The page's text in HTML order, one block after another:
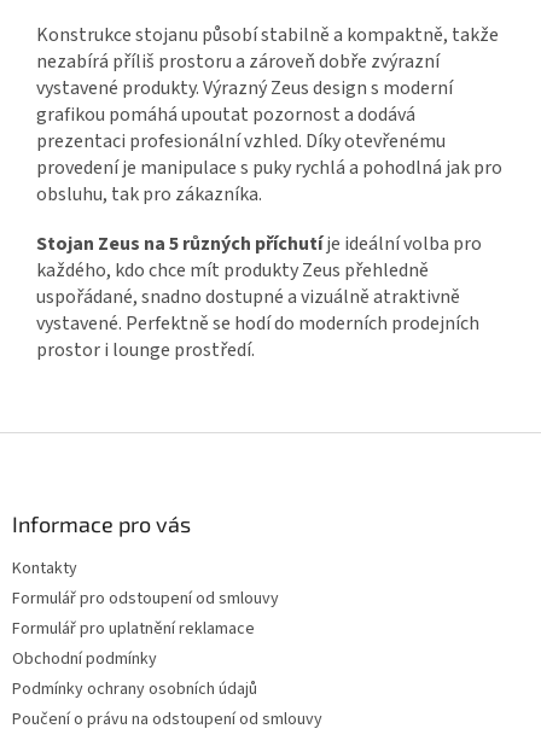
Konstrukce stojanu působí stabilně a kompaktně, takže
nezabírá příliš prostoru a zároveň dobře zvýrazní
vystavené produkty. Výrazný Zeus design s moderní
grafikou pomáhá upoutat pozornost a dodává
prezentaci profesionální vzhled. Díky otevřenému
provedení je manipulace s puky rychlá a pohodlná jak pro
obsluhu, tak pro zákazníka.
Stojan Zeus na 5 různých příchutíje ideální volba pro
každého, kdo chce mít produkty Zeus přehledně
uspořádané, snadno dostupné a vizuálně atraktivně
vystavené. Perfektně se hodí do moderních prodejních
prostor i lounge prostředí.
Informace pro vás
Kontakty
Formulář pro odstoupení od smlouvy
Formulář pro uplatnění reklamace
Obchodní podmínky
Podmínky ochrany osobních údajů
Poučení o právu na odstoupení od smlouvy